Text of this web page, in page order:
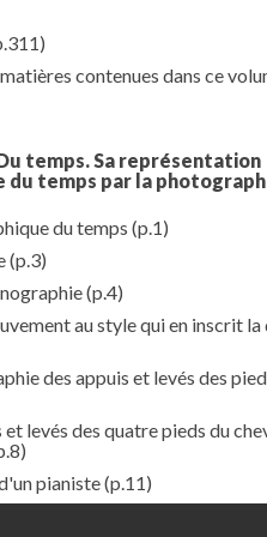
contenues dans ce
temps. Sa représentation
du temps par la
du temps (p.1)
(p.3)
(p.4)
au style qui en inscrit la
des appuis et levés des
levés des quatre pieds du
pianiste(p.11)